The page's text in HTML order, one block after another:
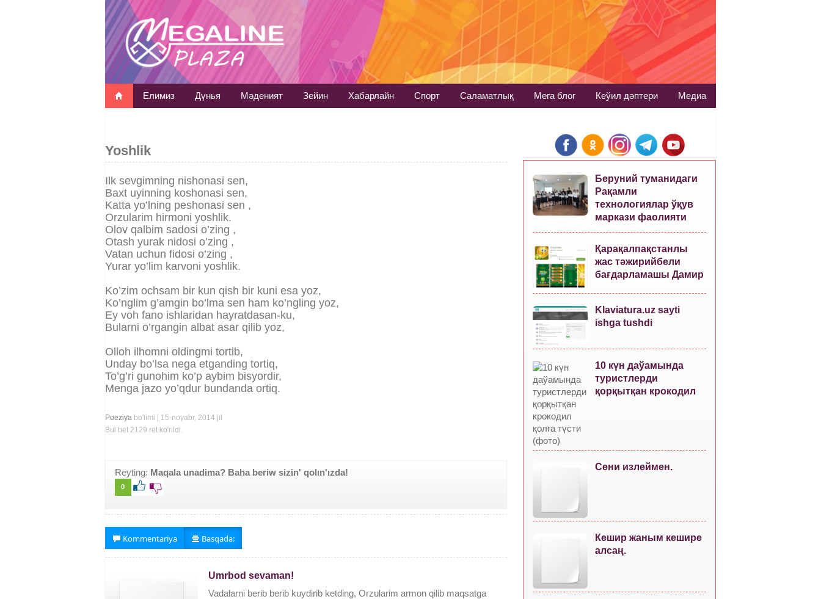
Елимиз Дүнья Мәденият Зейин Хабарлайн Спорт Саламатлық Мега блог Кеўил дәптери Медиа
Yoshlik
Ilk sevgimning nishonasi sen,
Baxt uyinning koshonasi sen,
Katta yo’lning peshonasi sen ,
Orzularim hirmoni yoshlik.
Olov qalbim sadosi o’zing ,
Otash yurak nidosi o’zing ,
Vatan uchun fidosi o’zing ,
Yurar yo’lim karvoni yoshlik.
Ko’zim ochsam bir kun qish bir kuni esa yoz,
Ko’nglim g’amgin bo’lma sen ham ko’ngling yoz,
Ey voh fano ishlaridan hayratdasan-ku,
Bularni o’rgangin albat asar qilib yoz,
Olloh ilhomni oldingmi tortib,
Unday bo’lsa nega etganding tortiq,
To’g’ri gunohim ko’p aybim bisyordir,
Menga jazo yo’qdur bundanda ortiq.
Poeziya bo'limi | 15-noyabr, 2014 jıl
Bul bet 2129 ret ko'rildi.
Reyting: Maqala unadima? Baha beriw sizin' qolın'ızda!
0
Kommentariya Basqada:
Umrbod sevaman!
Vadalarni berib berib kuydirib ketding, Orzularim armon qilib maqsatga
Беруний туманидаги
Рақамли
технологиялар ўқув
маркази фаолияти
Қарақалпақстанлы
жас тәжирийбели
бағдарламашы Дамир
Klaviatura.uz sayti
ishga tushdi
10 күн даўамында
туристлерди
қорқытқан крокодил
Сени излеймен.
Кешир жаным кешире
алсаң.